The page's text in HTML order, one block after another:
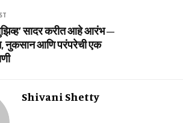
सादर करीत आहे आरंभ –
नुकसान आणि परंपरेची एक
Shivani Shetty